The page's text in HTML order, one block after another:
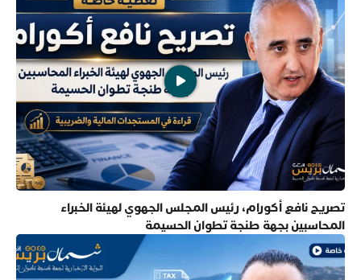
تصريح نافع أكورام، رئيس المجلس الجهوي لهيئة الخبراء
المحاسبين بجهة طنجة تطوان الحسيمة